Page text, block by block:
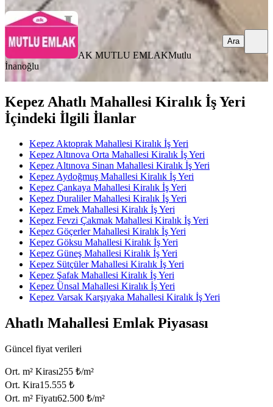
AK MUTLU EMLAKMutlu
İnanoğlu
Ara
Kepez Ahatlı Mahallesi Kiralık İş Yeri
İçindeki İlgili İlanlar
Kepez Aktoprak Mahallesi Kiralık İş Yeri
Kepez Altınova Orta Mahallesi Kiralık İş Yeri
Kepez Altınova Sinan Mahallesi Kiralık İş Yeri
Kepez Aydoğmuş Mahallesi Kiralık İş Yeri
Kepez Çankaya Mahallesi Kiralık İş Yeri
Kepez Duraliler Mahallesi Kiralık İş Yeri
Kepez Emek Mahallesi Kiralık İş Yeri
Kepez Fevzi Çakmak Mahallesi Kiralık İş Yeri
Kepez Göçerler Mahallesi Kiralık İş Yeri
Kepez Göksu Mahallesi Kiralık İş Yeri
Kepez Güneş Mahallesi Kiralık İş Yeri
Kepez Sütçüler Mahallesi Kiralık İş Yeri
Kepez Şafak Mahallesi Kiralık İş Yeri
Kepez Ünsal Mahallesi Kiralık İş Yeri
Kepez Varsak Karşıyaka Mahallesi Kiralık İş Yeri
Ahatlı Mahallesi Emlak Piyasası
Güncel fiyat verileri
Ort. m² Kirası255 ₺/m²
Ort. Kira15.555 ₺
Ort. m² Fiyatı62.500 ₺/m²